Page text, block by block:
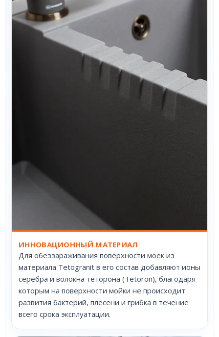
ИННОВАЦИОННЫЙ МАТЕРИАЛ
Для обеззараживания поверхности моек из
материала Tetogranit в его состав добавляют ионы
серебра и волокна теторона (Tetoron), благодаря
которым на поверхности мойки не происходит
развития бактерий, плесени и грибка в течение
всего срока эксплуатации.